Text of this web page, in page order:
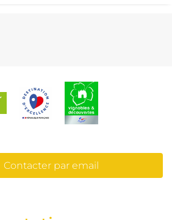
Contacter par email